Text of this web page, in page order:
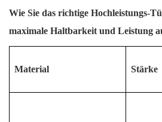
Wie Sie das richtige Hochleistungs-
maximale Haltbarkeit und Leistung
Material Stärke